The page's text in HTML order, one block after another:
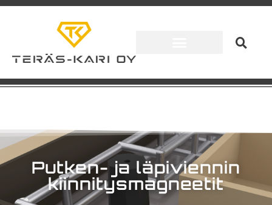
Putken- ja läpiviennin
kiinnitysmagneetit